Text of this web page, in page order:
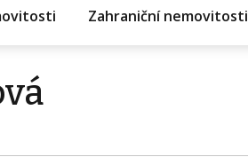
Zahraniční nemovitosti